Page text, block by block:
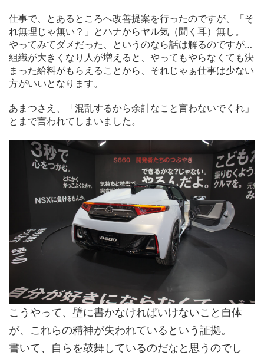
仕事で、とあるところへ改善提案を行ったのですが、「そ
れ無理じゃ無い？」とハナからヤル気（聞く耳）無し。
やってみてダメだった、というのなら話は解るのですが…
組織が大きくなり人が増えると、やってもやらなくても決
まった給料がもらえることから、それじゃぁ仕事は少ない
方がいいとなります。
あまつさえ、「混乱するから余計なこと言わないでくれ」
とまで言われてしまいました。
こうやって、壁に書かなければいけないこと自体
が、これらの精神が失われているという証拠。
書いて、自らを鼓舞しているのだなと思うのでし